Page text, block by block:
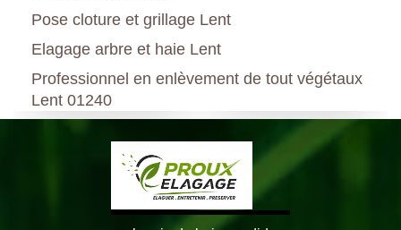
Pose cloture et grillage Lent
Elagage arbre et haie Lent
Professionnel en enlèvement de tout végétaux
Lent 01240